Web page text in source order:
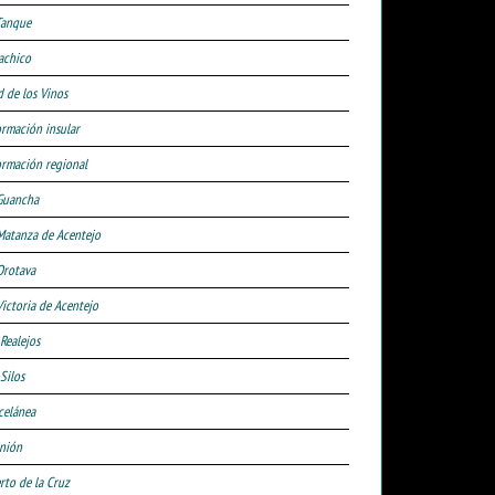
de los Vinos
insular
regional
de Acentejo
de Acentejo
de la Cruz